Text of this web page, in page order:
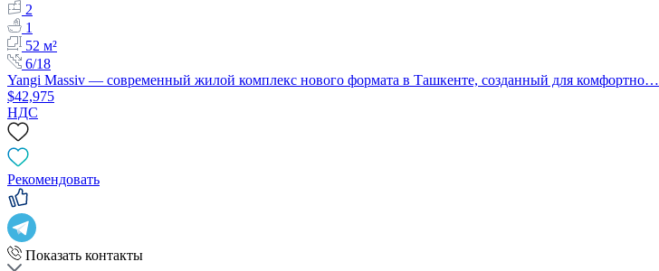
2
1
52 м²
6/18
Yangi Massiv — современный жилой комплекс нового формата в Ташкенте, созданный для комфортно…
$42,975
НДС
Рекомендовать
Показать контакты